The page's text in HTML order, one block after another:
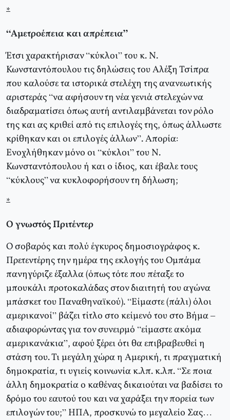
*
“Αμετροέπεια και απρέπεια”
Έτσι χαρακτήρισαν “κύκλοι” του κ. Ν.
Κωνσταντόπουλου τις δηλώσεις του Αλέξη Τσίπρα
που καλούσε τα ιστορικά στελέχη της ανανεωτικής
αριστεράς “να αφήσουν τη νέα γενιά στελεχών να
διαδραματίσει όπως αυτή αντιλαμβάνεται τον ρόλο
της και ας κριθεί από τις επιλογές της, όπως άλλωστε
κρίθηκαν και οι επιλογές άλλων”. Απορία:
Ενοχλήθηκαν μόνο οι “κύκλοι” του Ν.
Κωνσταντόπουλου ή και ο ίδιος, και έβαλε τους
“κύκλους” να κυκλοφορήσουν τη δήλωση;
*
Ο γνωστός Πριτέντερ
Ο σοβαρός και πολύ έγκυρος δημοσιογράφος κ.
Πρετεντέρης την ημέρα της εκλογής του Ομπάμα
πανηγύριζε έξαλλα (όπως τότε που πέταξε το
μπουκάλι προτοκαλάδας στον διαιτητή του αγώνα
μπάσκετ του Παναθηναϊκού). “Είμαστε (πάλι) όλοι
αμερικανοί” βάζει τίτλο στο κείμενό του στο Βήμα –
αδιαφορώντας για τον συνειρμό “είμαστε ακόμα
αμερικανάκια”, αφού ξέρει ότι θα επιβραβευθεί η
στάση του. Τι μεγάλη χώρα η Αμερική, τι πραγματική
δημοκρατία, τι υγιείς κοινωνία κ.λπ. κ.λπ. “Σε ποια
άλλη δημοκρατία ο καθένας δικαιούται να βαδίσει το
δρόμο του εαυτού του και να χαράξει την πορεία των
επιλογών του;” ΗΠΑ, προσκυνώ το μεγαλείο Σας…